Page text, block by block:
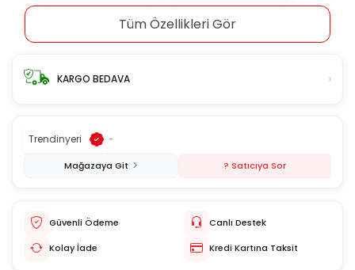
Tüm Özellikleri Gör
KARGO BEDAVA ›
Trendinyeri -
Mağazaya Git ? Satıcıya Sor
Güvenli Ödeme
Canlı Destek
Kolay İade
Kredi Kartına Taksit